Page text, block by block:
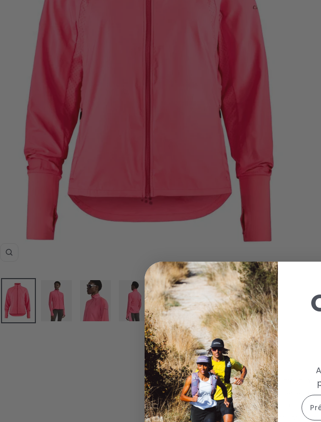
Zoom
Le ADV Essence Wind est un manteau
silhouette féminine. Léger, il est fait de polyester
et comporte des bandes perforées au niveau de la
d’un excellent choix pour les entraînements
First